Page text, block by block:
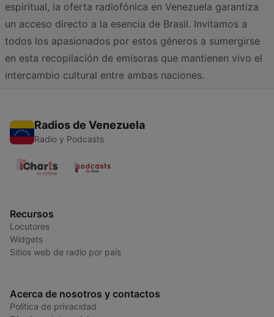
espiritual, la oferta radiofónica en Venezuela garantiza
un acceso directo a la esencia de Brasil. Invitamos a
todos los apasionados por estos géneros a sumergirse
en esta recopilación de emisoras que mantienen vivo el
intercambio cultural entre ambas naciones.
Radios de Venezuela
Radio y Podcasts
Recursos
Locutores
Widgets
Sitios web de radio por país
Acerca de nosotros y contactos
Política de privacidad